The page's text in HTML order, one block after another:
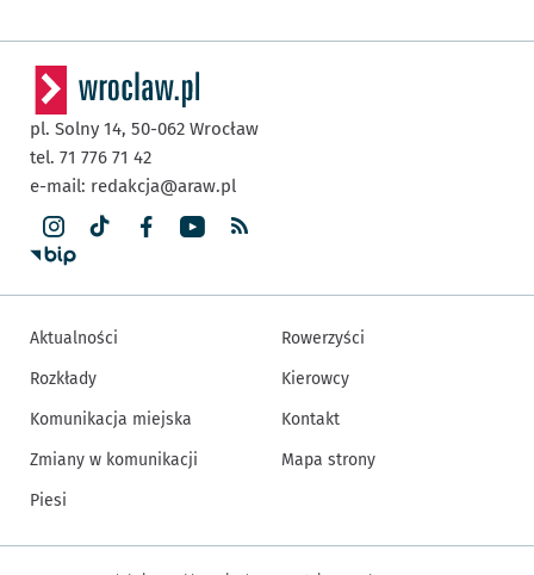
pl. Solny 14, 50-062 Wrocław
tel. 71 776 71 42
e-mail: redakcja@araw.pl
Aktualności
Rozkłady
Komunikacja miejska
Zmiany w komunikacji
Piesi
Rowerzyści
Kierowcy
Kontakt
Mapa strony
Inne informacje